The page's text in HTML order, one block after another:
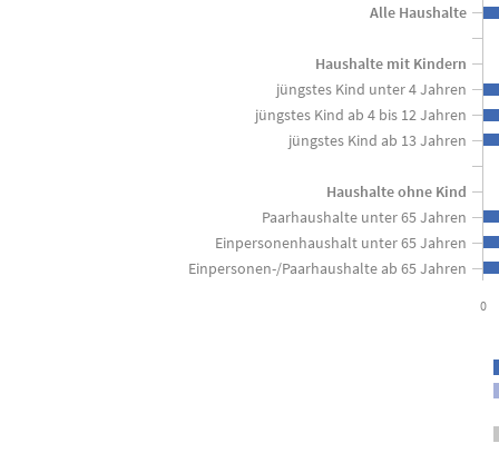
View as data table, Finanzielle Möglichkeiten der Haushalte - 2023
The chart has 1 X axis displaying categories.
The chart has 1 Y axis displaying in Prozent der Haushalte.
0
Einpersonen-/Paarhaushalte ab 65 Jahren
Einpersonenhaushalt unter 65 Jahren
Paarhaushalte unter 65 Jahren
Haushalte ohne Kind
jüngstes Kind ab 13 Jahren
jüngstes Kind ab 4 bis 12 Jahren
jüngstes Kind unter 4 Jahren
Haushalte mit Kindern
Alle Haushalte